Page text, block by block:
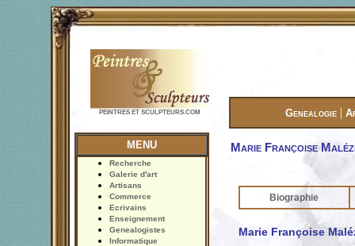
PEINTRES ET SCULPTEURS.COM Genealogie |
MENU
Recherche
Galerie d'art
Artisans
Commerce
Ecrivains
Enseignement
Genealogistes
Informatique
Marie Françoise
Biographie
Marie Françoise